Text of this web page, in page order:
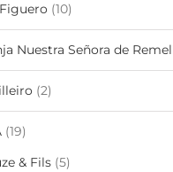
(10)
Nuestra Señora de
(2)
(19)
& Fils (5)